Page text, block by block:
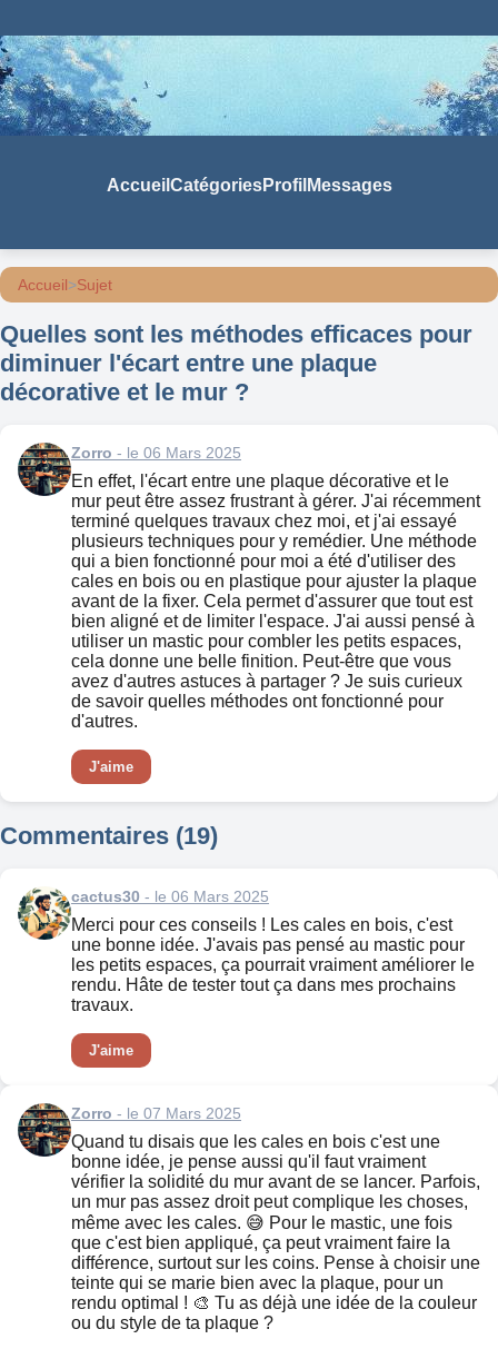
Accueil CatégoriesProfil Messages
Accueil>Sujet
Quelles sont les méthodes efficaces pour
diminuer l'écart entre une plaque
décorative et le mur ?
Zorro - le 06 Mars 2025
En effet, l'écart entre une plaque décorative et le
mur peut être assez frustrant à gérer. J'ai récemment
terminé quelques travaux chez moi, et j'ai essayé
plusieurs techniques pour y remédier. Une méthode
qui a bien fonctionné pour moi a été d'utiliser des
cales en bois ou en plastique pour ajuster la plaque
avant de la fixer. Cela permet d'assurer que tout est
bien aligné et de limiter l'espace. J'ai aussi pensé à
utiliser un mastic pour combler les petits espaces,
cela donne une belle finition. Peut-être que vous
avez d'autres astuces à partager ? Je suis curieux
de savoir quelles méthodes ont fonctionné pour
d'autres.
J'aime
Commentaires (19)
cactus30 - le 06 Mars 2025
Merci pour ces conseils ! Les cales en bois, c'est
une bonne idée. J'avais pas pensé au mastic pour
les petits espaces, ça pourrait vraiment améliorer le
rendu. Hâte de tester tout ça dans mes prochains
travaux.
J'aime
Zorro - le 07 Mars 2025
Quand tu disais que les cales en bois c'est une
bonne idée, je pense aussi qu'il faut vraiment
vérifier la solidité du mur avant de se lancer. Parfois,
un mur pas assez droit peut complique les choses,
même avec les cales. 😅 Pour le mastic, une fois
que c'est bien appliqué, ça peut vraiment faire la
différence, surtout sur les coins. Pense à choisir une
teinte qui se marie bien avec la plaque, pour un
rendu optimal ! 🎨 Tu as déjà une idée de la couleur
ou du style de ta plaque ?